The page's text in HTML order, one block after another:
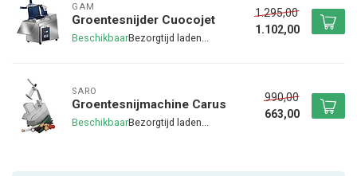
GAM
Groentesnijder Cuocojet
Beschikbaar
1.295,00
1.102,00
SARO
Groentesnijmachine Carus
Beschikbaar
990,00
663,00